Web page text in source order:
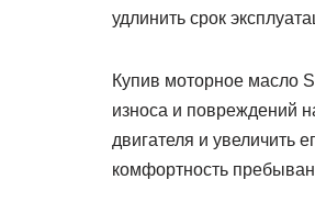
удлинить срок
Купив моторное масло
износа и повреждений
двигателя и увеличить
комфортность